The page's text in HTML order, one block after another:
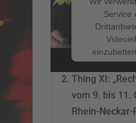
Service
Service
Ihren
sammeln.
Sie die
und
Nach dem
Patrioten
Thing XI:
vom 9. bis 11.
Rhein-Neckar-